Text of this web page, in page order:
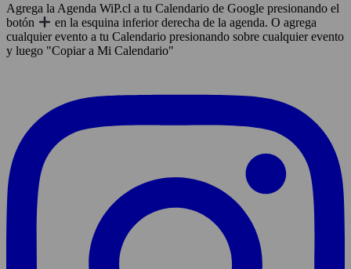
Agrega la Agenda WiP.cl a tu Calendario de Google presionando el
botón
en la esquina inferior derecha de la agenda. O agrega
cualquier evento a tu Calendario presionando sobre cualquier evento
y luego "Copiar a Mi Calendario"